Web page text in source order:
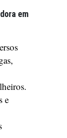
em
e